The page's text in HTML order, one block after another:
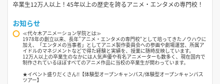
卒業生12万人以上！45年以上の歴史を誇るアニメ・エンタメの専門校！
お知らせ
≪代々木アニメーション学院とは≫
1978年の創立以来、長年”アニメ・エンタメの専門校“として培ってきたノウハウに
加え、「エンタメの当事者」としてアニメ製作委員会への参画や劇場運営、所属ア
イドルのマネジメントなどで得た経験と実績を、授業に随時反映しています。
12万人以上の卒業生のなかには人気声優や有名アニメーターも数多く、現在国内で
制作されているほぼすべてのアニメ作品に当校の卒業生が関わっています。
★イベント盛りだくさん!!【体験型オープンキャンパス/体験型オープンキャンパス
ツアー】